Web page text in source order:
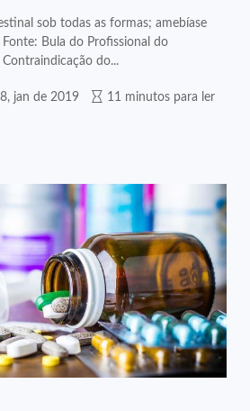
sob todas as formas; amebíase
Bula do Profissional do
do...
jan de 2019 11 minutos para ler